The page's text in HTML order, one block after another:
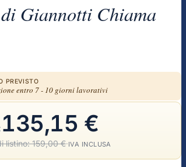
Giannotti Chiama
PREVISTO
entro 7 - 10 giorni lavorativi
135,15 €
listino:159,00 €·IVA INCLUSA